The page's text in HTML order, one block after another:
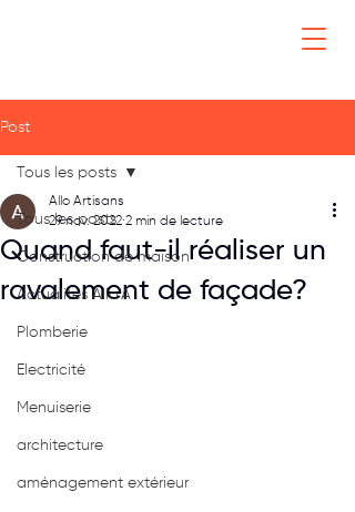
Post
Tous les posts
Construction de maison
Actualités Allo'A
Plomberie
Electricité
Menuiserie
architecture
aménagement extérieur
Tous les posts
Quand faut-il réaliser un
ravalement de façade?
Allo Artisans
29 nov. 2022 2 min de lecture